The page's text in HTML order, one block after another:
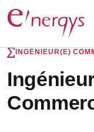
INGÉNIEUR(E)